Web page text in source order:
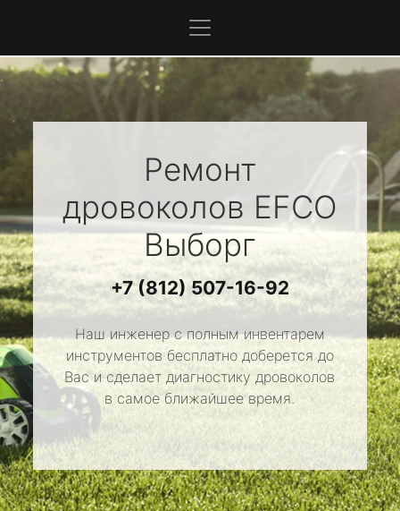
Ремонт
дровоколов EFCO
Выборг
+7 (812) 507-16-92
Наш инженер с полным инвентарем
инструментов бесплатно доберется до
Вас и сделает диагностику дровоколов
в самое ближайшее время.